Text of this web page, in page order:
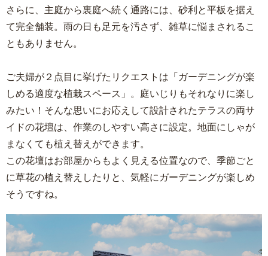
さらに、主庭から裏庭へ続く通路には、砂利と平板を据え
て完全舗装。雨の日も足元を汚さず、雑草に悩まされるこ
ともありません。
ご夫婦が２点目に挙げたリクエストは「ガーデニングが楽
しめる適度な植栽スペース」。庭いじりもそれなりに楽し
みたい！そんな思いにお応えして設計されたテラスの両サ
イドの花壇は、作業のしやすい高さに設定。地面にしゃが
まなくても植え替えができます。
この花壇はお部屋からもよく見える位置なので、季節ごと
に草花の植え替えしたりと、気軽にガーデニングが楽しめ
そうですね。